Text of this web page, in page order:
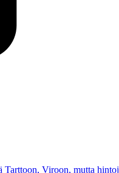
Viroon, mutta